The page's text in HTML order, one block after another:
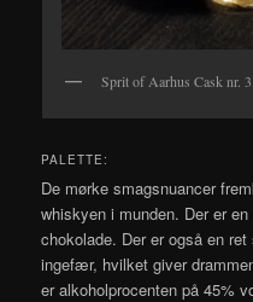
Sprit of Aarhus Cask nr. 3
PALETTE:
De mørke smagsnuancer
whiskyen i munden. Der er
chokolade. Der er også en
ingefær, hvilket giver
er alkoholprocenten på 45%